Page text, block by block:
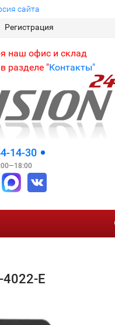
сайта
Регистрация
наш офис и склад
разделе "Контакты"
14-30
E